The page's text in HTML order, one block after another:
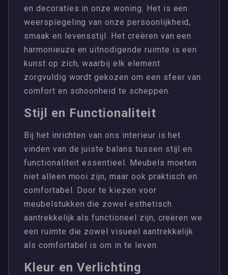
en decoraties in onze woning. Het is een
weerspiegeling van onze persoonlijkheid,
smaak en levensstijl. Het creëren van een
harmonieuze en uitnodigende ruimte is een
kunst op zich, waarbij elk element
zorgvuldig wordt gekozen om een sfeer van
comfort en schoonheid te scheppen.
Stijl en Functionaliteit
Bij het inrichten van ons interieur is het
vinden van de juiste balans tussen stijl en
functionaliteit essentieel. Meubels moeten
niet alleen mooi zijn, maar ook praktisch en
comfortabel. Door te kiezen voor
meubelstukken die zowel esthetisch
aantrekkelijk als functioneel zijn, creëren we
een ruimte die zowel visueel aantrekkelijk
als comfortabel is om in te leven.
Kleur en Verlichting